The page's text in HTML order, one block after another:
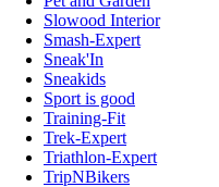
Slowood Interior
Smash-Expert
Sneak'In
Sneakids
Sport is good
Training-Fit
Trek-Expert
Triathlon-Expert
TripNBikers